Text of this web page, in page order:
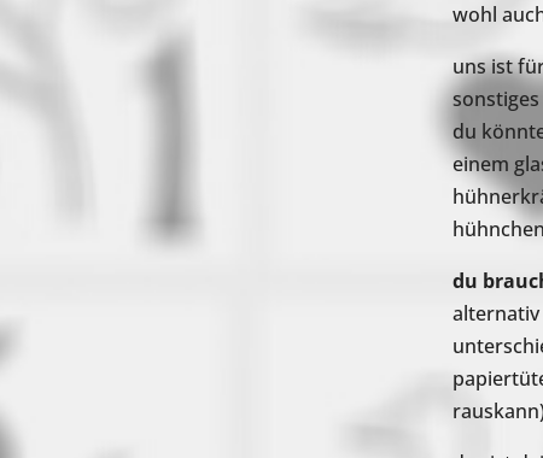
wohl
uns ist
du
einem
du